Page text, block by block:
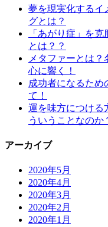
夢を現実化するイ
グとは？
「あがり症」を
とは？？
メタファーとは
心に響く！
成功者になるため
て！
運を味方につける
ういうことなのか
アーカイブ
2020年5月
2020年4月
2020年3月
2020年2月
2020年1月